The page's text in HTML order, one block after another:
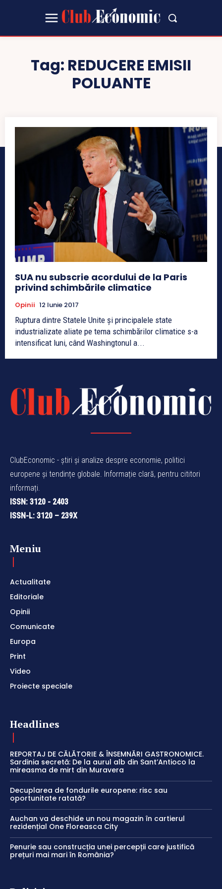
Tag: REDUCERE EMISII
POLUANTE
SUA nu subscrie acordului de la Paris
privind schimbările climatice
Opinii 12 Iunie 2017
Ruptura dintre Statele Unite și principalele state
industrializate aliate pe tema schimbărilor climatice s-a
intensificat luni, când Washingtonul a...
ClubEconomic - știri și analize despre economie, politici
europene și tendințe globale. Informație clară, pentru cititori
informați.
ISSN: 3120 - 2403
ISSN-L: 3120 – 239X
Meniu
Actualitate
Editoriale
Opinii
Comunicate
Europa
Print
Video
Proiecte speciale
Headlines
REPORTAJ DE CĂLĂTORIE & ÎNSEMNĂRI GASTRONOMICE.
Sardinia secretă: De la aurul alb din Sant’Antioco la
mireasma de mirt din Muravera
Decuplarea de fondurile europene: risc sau
oportunitate ratată?
Auchan va deschide un nou magazin în cartierul
rezidențial One Floreasca City
Penurie sau construcția unei percepții care justifică
prețuri mai mari în România?